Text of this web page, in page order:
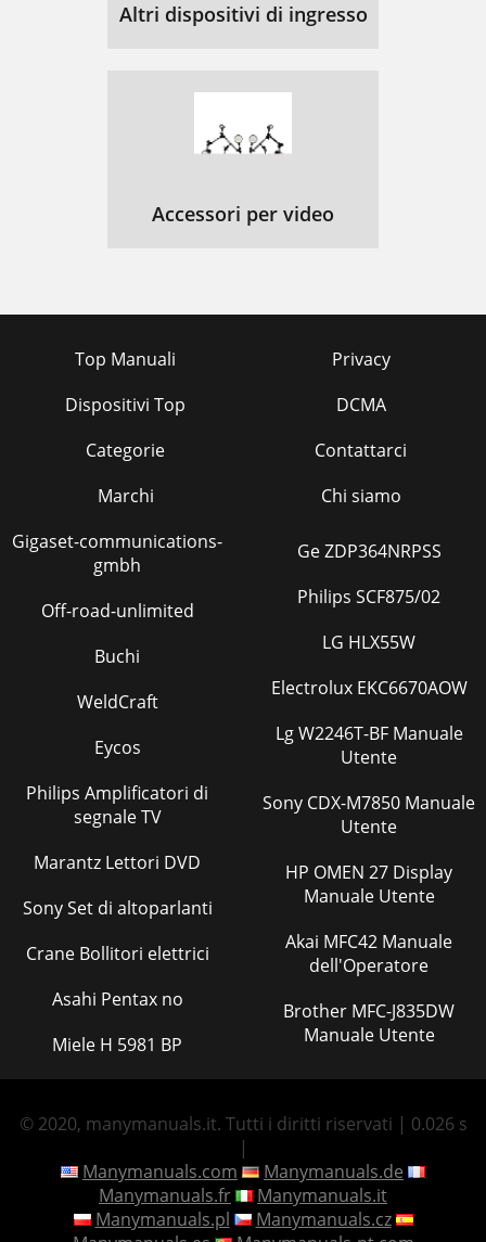
Altri dispositivi di ingresso
Accessori per video
Top Manuali
Dispositivi Top
Categorie
Marchi
Privacy
DCMA
Contattarci
Chi siamo
Gigaset-communications-
gmbh
Off-road-unlimited
Buchi
WeldCraft
Eycos
Philips Amplificatori di
segnale TV
Marantz Lettori DVD
Sony Set di altoparlanti
Crane Bollitori elettrici
Asahi Pentax no
Miele H 5981 BP
Ge ZDP364NRPSS
Philips SCF875/02
LG HLX55W
Electrolux EKC6670AOW
Lg W2246T-BF Manuale
Utente
Sony CDX-M7850 Manuale
Utente
HP OMEN 27 Display
Manuale Utente
Akai MFC42 Manuale
dell'Operatore
Brother MFC-J835DW
Manuale Utente
© 2020, manymanuals.it. Tutti i diritti riservati | 0.026 s
|
Manymanuals.com
Manymanuals.de
Manymanuals.fr
Manymanuals.it
Manymanuals.pl
Manymanuals.cz